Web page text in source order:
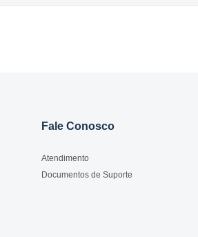
Fale Conosco
Atendimento
Documentos de Suporte